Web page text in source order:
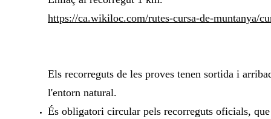
https://ca.wikiloc.com/rutes-cursa-de-muntanya/
Els recorreguts de les proves tenen sortida i
l'entorn natural.
És obligatori circular pels recorreguts oficials,